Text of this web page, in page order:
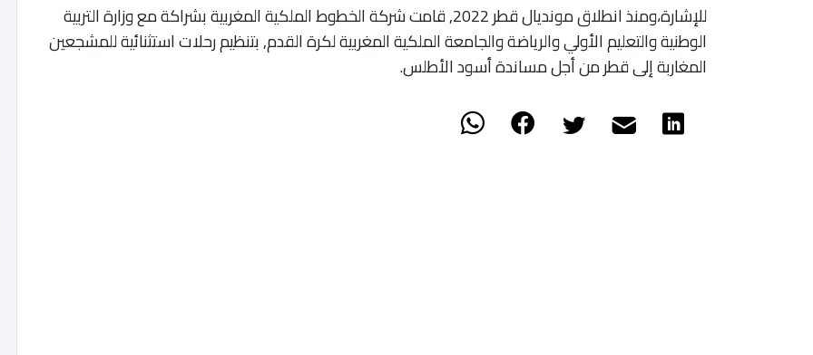
للإشارة،ومنذ انطلاق مونديال قطر 2022, قامت شركة الخطوط الملكية المغربية بشراكة مع وزارة التربية
الوطنية والتعليم الأولي والرياضة والجامعة الملكية المغربية لكرة القدم, بتنظيم رحلات استثنائية للمشجعين
المغاربة إلى قطر من أجل مساندة أسود الأطلس.